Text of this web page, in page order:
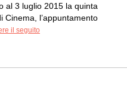
al 3 luglio 2015 la quinta
Cinema, l’appuntamento
il seguito